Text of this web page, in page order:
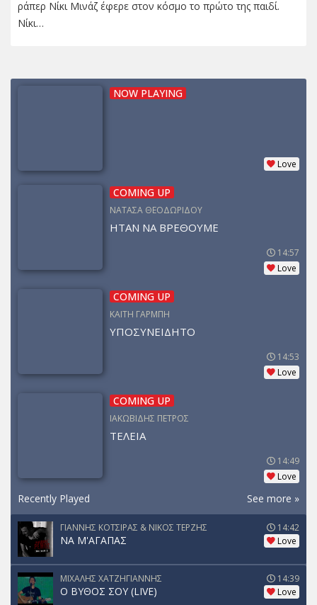
ράπερ Νίκι Μινάζ έφερε στον κόσμο το πρώτο της παιδί.
Νίκι…
NOW PLAYING
Love
COMING UP
ΝΑΤΑΣΑ ΘΕΟΔΩΡΙΔΟΥ
ΗΤΑΝ ΝΑ ΒΡΕΘΟΥΜΕ
14:57
Love
COMING UP
ΚΑΙΤΗ ΓΑΡΜΠΗ
ΥΠΟΣΥΝΕΙΔΗΤΟ
14:53
Love
COMING UP
ΙΑΚΩΒΙΔΗΣ ΠΕΤΡΟΣ
ΤΕΛΕΙΑ
14:49
Love
Recently Played See more »
ΓΙΑΝΝΗΣ ΚΟΤΣΙΡΑΣ & ΝΙΚΟΣ ΤΕΡΖΗΣ
ΝΑ Μ'ΑΓΑΠΑΣ
14:42
Love
ΜΙΧΑΛΗΣ ΧΑΤΖΗΓΙΑΝΝΗΣ
Ο ΒΥΘΟΣ ΣΟΥ (LIVE)
14:39
Love